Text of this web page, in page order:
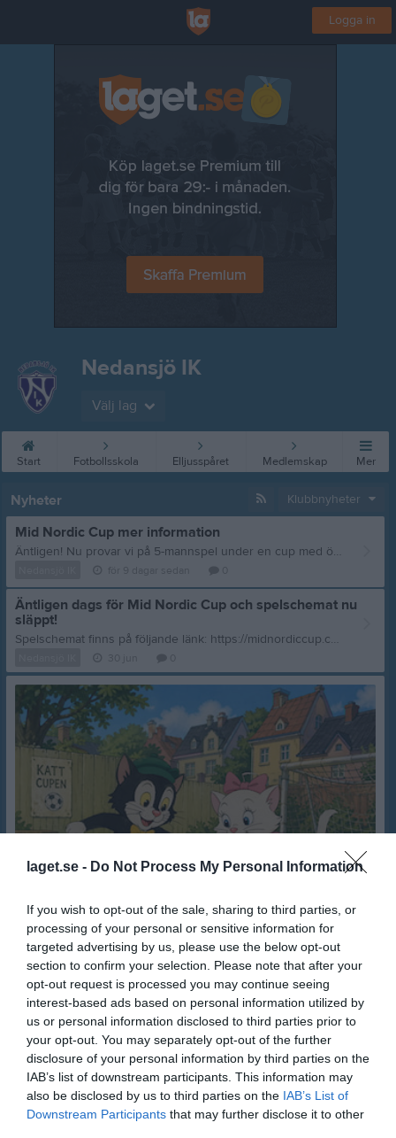
laget.se - Do Not Process My Personal Information
If you wish to opt-out of the sale, sharing to third parties, or
processing of your personal or sensitive information for
targeted advertising by us, please use the below opt-out
section to confirm your selection. Please note that after your
opt-out request is processed you may continue seeing
interest-based ads based on personal information utilized by
us or personal information disclosed to third parties prior to
your opt-out. You may separately opt-out of the further
disclosure of your personal information by third parties on the
IAB’s list of downstream participants. This information may
also be disclosed by us to third parties on the IAB’s List of
Downstream Participants that may further disclose it to other
Logga in
Nedansjö IK
Välj lag
Start Fotbollsskola Elljusspåret Medlemskap Mer
Nyheter Klubbnyheter
Mid Nordic Cup mer information
Äntligen! Nu provar vi på 5-mannspel under en cup med över 440 deltagande lag. Så det ska bli kul och samtidigt spännande! Vi träffas kl 8.15 vid mattältet på Fagerstrand redo med matchbyxor, benskydd, strumpor och märkt vattenflaska. Matchtröjor delas ut när vi träffas. Ta med ombyten mellan matcherna då dagen blir lång, varm, svettig och kanske också blöt. Juice, frukt och någon form av enklare lunch ordnas av ledaren men ta med er extra mellanmål etc. Om någon bakar något till alla uppskattas det. Tält kommer att tas med av Axel och Emm och sättas upp på passande plats så att vi har en samlingspunkt för umgänge och så att vi kan samla våra saker där. Det blir fyra matcher på planer nära mattältet på Fagerstranden med speltid 3x10 min. Sidjö Böle IF 8. 50 Kedjan Broder Tuck börjar Plan 5 YP Yrkesbutiker Kubikenborgs IF 10.30 Kedjan Prins John börjar Plan5 YP Yrkesbutiker Alnö IF 13.50 Kedjan Broder Tuck börjar Plan 5 YP Yrkesbutiker Selånger SK 16.20 Kedjan Prins John börjar Plan 4 Telia Kedjan Prins John: Emil, Hedwig, Gabriel, Ellen, My Kedjan Broder Tuck: Hilding, Wilmer, Oscar, Alice, My Vi ses utsövda, lagomt välätna och laddade för en dag tillsammans med mycket fotboll och lek på Mid Nordic Cup. Ta med er vänner, mor- och farföräldrar och andra som vill se vårt lag Team Robin Hood spela på cupen! Länk till cupsidan: Mid Nordic Cup hemsida //Coach
Äntligen dags för Mid Nordic Cup och spelschemat nu
släppt!
Spelschemat finns på följande länk: https://midnordiccup.cupmanager.net/2026,sv/result/clubs/80104563 Se även övrig information under deltagande lag på startsidan på följande länk: https://midnordiccup.cupmanager.net/sv/start Det blir en härligt fullspäckad dag med fotbollsgemenskap och vi spelar i serien pojkar 2019. Följande spelare har tidigare anmält sig till cupen: Alice, Collin, Ellen, Emil, Gabriel, Hedwig, Hilding, My, Oscar och Wilmer. Återkoppla om något förändrats sen anmälan samt om det är någon match ni inte kan delta i. Vår första match är mot Sidsjö-Böle IF vit kl 8.50 och sedan möter vi Kubikenborgs IF lag 3 kl 10.50, Alnö IF lag 2 kl 13.50 och sist Selånger SK röd kl 16.20. Varje match är 3 x 10 min. Inför cupen se till att betala familjemedlemsagiften om ni glömt bort att betala och vi träffas för träning och planering inför cupen söndagen den 26 juli kl 15-16.30 på Nedansjö IP Coach
Fotbollsskolan startar i dag 3 maj kl 15 på Nedansjö IP
Nedansjö IK 3 maj 0
Visa fler nyheter